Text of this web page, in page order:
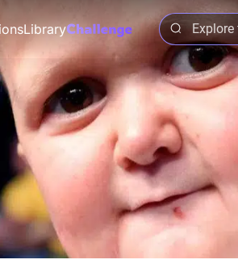
Library